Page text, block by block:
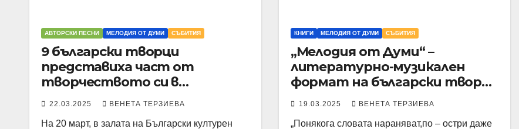
АВТОРСКИ ПЕСНИ МЕЛОДИЯ ОТ ДУМИ СЪБИТИЯ
9 български творци
представиха част от
творчеството си в
Българския културен
институт в Берлин
22.03.2025 ВЕНЕТА ТЕРЗИЕВА
На 20 март, в залата на Български културен
КНИГИ МЕЛОДИЯ ОТ ДУМИ СЪБИТИЯ
„Мелодия от Думи“ –
литературно-музикален
формат на български творци
в Берлин с пето юбилейно
издание
19.03.2025 ВЕНЕТА ТЕРЗИЕВА
„Понякога словата нараняват,по – остри даже